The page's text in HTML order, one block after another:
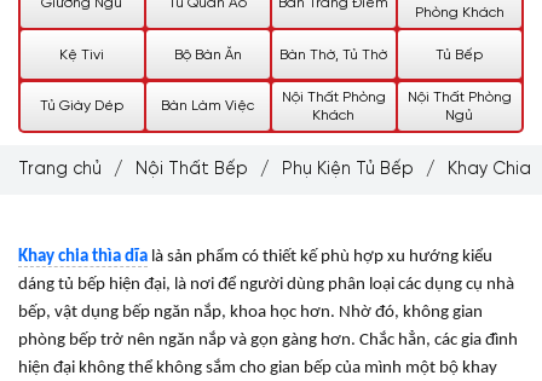
Phòng Khách
Kệ Tivi Bộ Bàn Ăn Bàn Thờ, Tủ Thờ Tủ Bếp
Tủ Giày Dép Bàn Làm Việc
Nội Thất Phòng
Khách
Nội Thất Phòng
Ngủ
Trang chủ / Nội Thất Bếp / Phụ Kiện Tủ Bếp / Khay Chia
Khay chia thìa dĩa là sản phẩm có thiết kế phù hợp xu hướng kiểu
dáng tủ bếp hiện đại, là nơi để người dùng phân loại các dụng cụ nhà
bếp, vật dụng bếp ngăn nắp, khoa học hơn. Nhờ đó, không gian
phòng bếp trở nên ngăn nắp và gọn gàng hơn. Chắc hẳn, các gia đình
hiện đại không thể không sắm cho gian bếp của mình một bộ khay